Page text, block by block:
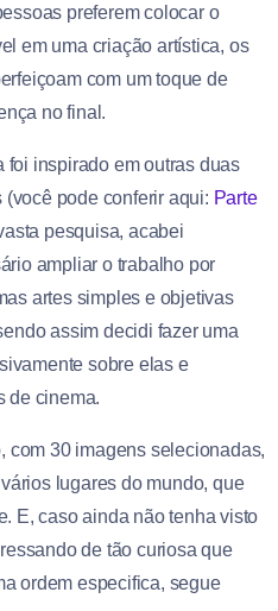
preferem colocar o
em uma criação artística, os
com um toque de
no final.
foi inspirado em outras duas
pode conferir aqui: Parte
pesquisa, acabei
ampliar o trabalho por
artes simples e objetivas
assim decidi fazer uma
sobre elas e
de cinema.
com 30 imagens selecionadas,
lugares do mundo, que
E, caso ainda não tenha visto
de tão curiosa que
ordem especifica, segue